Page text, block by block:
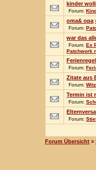
kinder
Forum:
oma& opa
Forum:
war das
Forum: Ex
Patchwork
Forum:
Zitate aus
Forum:
Termin ist
Forum:
Forum:
Forum Übersicht »